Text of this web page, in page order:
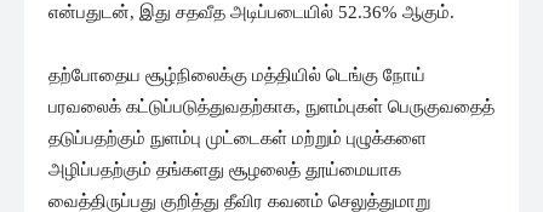
என்பதுடன், இது சதவீத அடிப்படையில் 52.36% ஆகும்.
தற்போதைய சூழ்நிலைக்கு மத்தியில் டெங்கு நோய்
பரவலைக் கட்டுப்படுத்துவதற்காக, நுளம்புகள் பெருகுவதைத்
தடுப்பதற்கும் நுளம்பு முட்டைகள் மற்றும் புழுக்களை
அழிப்பதற்கும் தங்களது சூழலைத் தூய்மையாக
வைத்திருப்பது குறித்து தீவிர கவனம் செலுத்துமாறு